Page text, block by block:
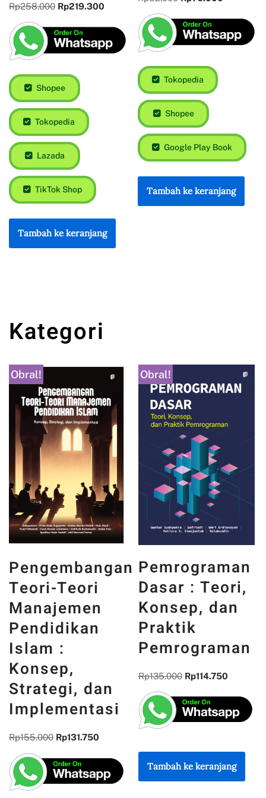
Rp258.000 Rp219.300
Shopee
Tokopedia
Lazada
TikTok Shop
Tambah ke keranjang
Tokopedia
Shopee
Google Play Book
Tambah ke keranjang
Kategori
Obral!
Pemrograman
Dasar : Teori,
Konsep, dan
Praktik
Pemrograman
Rp 135.000 Rp 114.750
Tambah ke keranjang
Obral!
PANCASILA
DAN WAJAH
INDONESIA :
MEMORI,
PENGALAMAN,
DAN
REFLEKSI
KEBANGSAAN
Rp300.000 Rp255.000